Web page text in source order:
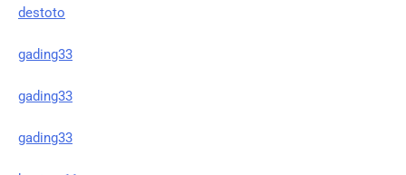
destoto
gading33
gading33
gading33